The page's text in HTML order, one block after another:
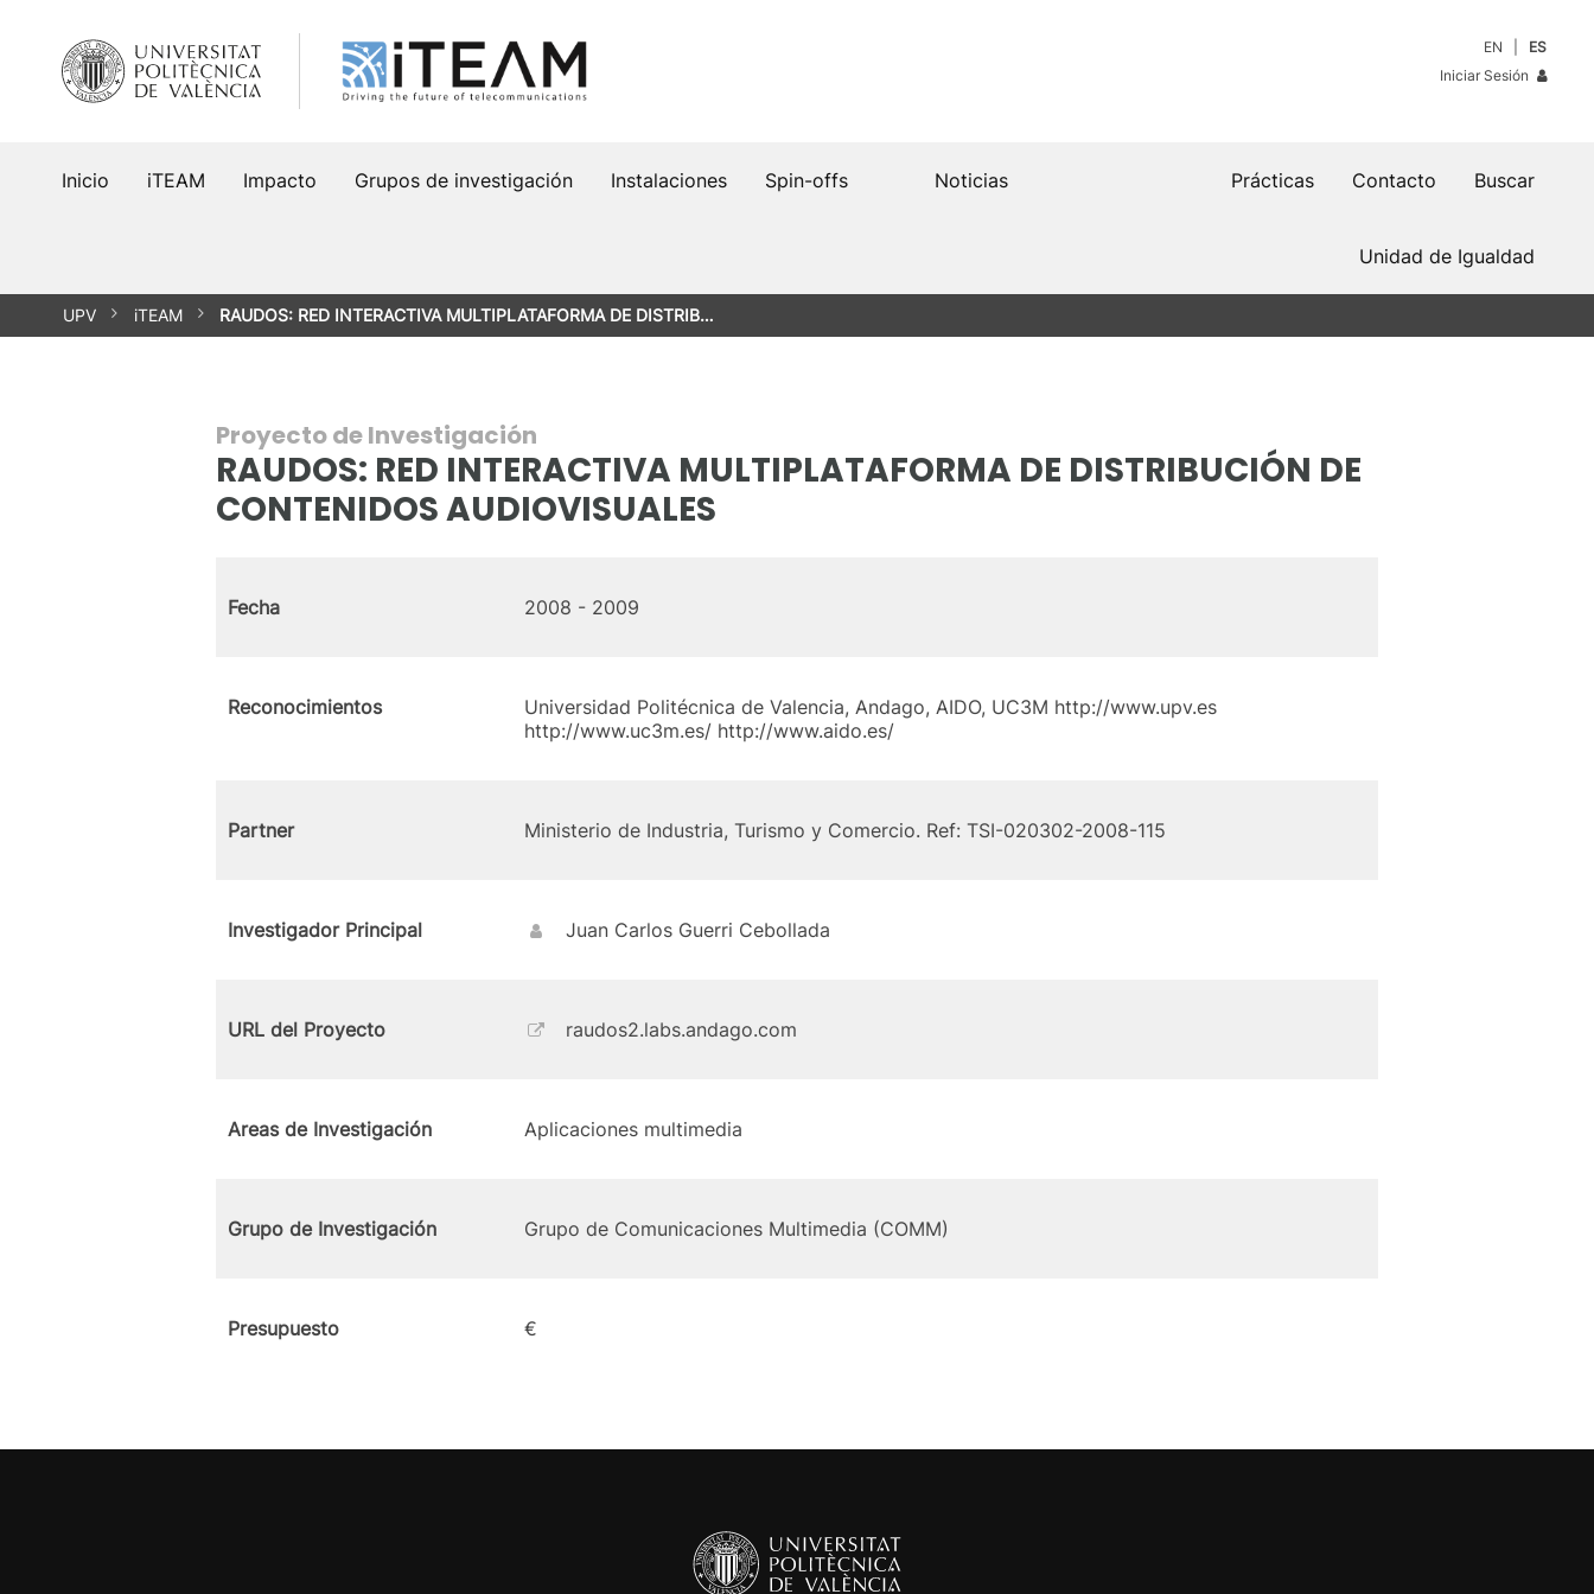
contenido
EN
ES
Iniciar Sesión
Inicio iTEAM Impacto Grupos de investigación Instalaciones Spin-offs Buscar
Contacto
Prácticas
Noticias
Unidad de Igualdad
UPV iTEAM RAUDOS: RED INTERACTIVA MULTIPLATAFORMA DE DISTRIB…
Proyecto de Investigación
RAUDOS: RED INTERACTIVA MULTIPLATAFORMA DE DISTRIBUCIÓN DE
CONTENIDOS AUDIOVISUALES
Fecha 2008 - 2009
Reconocimientos
Universidad Politécnica de Valencia, Andago, AIDO, UC3M http://www.upv.es
http://www.uc3m.es/ http://www.aido.es/
Partner Ministerio de Industria, Turismo y Comercio. Ref: TSI-020302-2008-115
Investigador Principal Juan Carlos Guerri Cebollada
URL del Proyecto raudos2.labs.andago.com
Areas de Investigación Aplicaciones multimedia
Grupo de Investigación Grupo de Comunicaciones Multimedia (COMM)
Presupuesto €